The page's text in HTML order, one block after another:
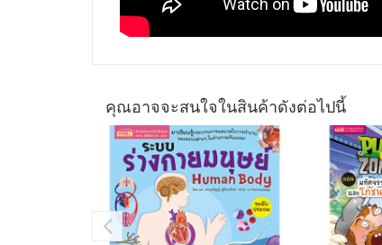
คุณอาจจะสนใจในสินค้าดังต่อไปนี้